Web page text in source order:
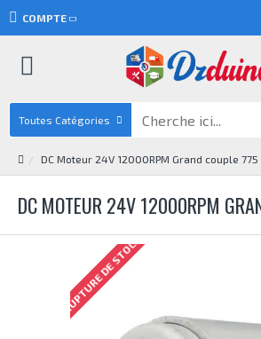
COMPTE
Toutes Catégories
DC Moteur 24V 12000RPM Grand couple 775
DC MOTEUR 24V 12000RPM
RUPTURE DE STOCK